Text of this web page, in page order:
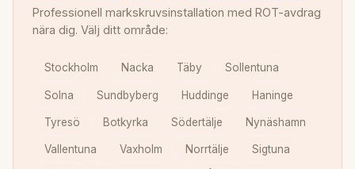
Professionell markskruvsinstallation med ROT-avdrag
nära dig. Välj ditt område:
Stockholm Nacka Täby Sollentuna
Solna Sundbyberg Huddinge Haninge
Tyresö Botkyrka Södertälje Nynäshamn
Vallentuna Vaxholm Norrtälje Sigtuna